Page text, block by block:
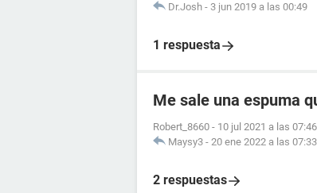
Dr.Josh - 3 jun 2019 a las 00:49
1 respuesta
Me sale una espuma
Robert_8660 - 10 jul 2021 a las 07:46
Maysy3 - 20 ene 2022 a las 07:33
2 respuestas